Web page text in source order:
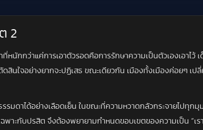
2
หนักกว่าแค่การเอาตัวรอดคือการรักษาความเป็นตัวเองเอา
นใจอย่างยากจะปฏิเสธ ขณะเดียวกัน เมืองทั้งเมืองค่อยๆ เป
มดาได้อย่างเลือดเย็น ในขณะที่ความหวาดกลัวกระจายไปทุก
ะกับปรสิต จึงต้องพยายามกำหนดขอบเขตของความเป็น “เร